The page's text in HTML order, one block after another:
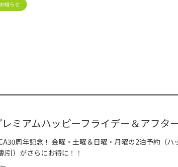
お知らせ
レミアムハッピーフライデー＆アフタ
周年記念！ 金曜・土曜＆日曜・月曜の2泊予約（
引）がさらにお得に！！